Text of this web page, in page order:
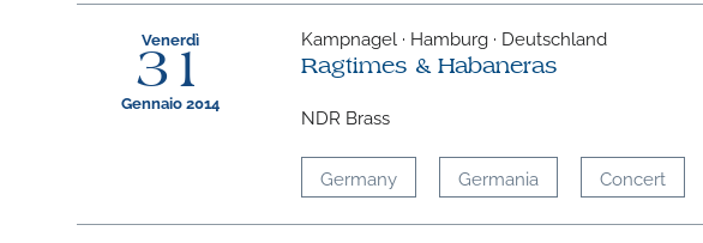
Venerdì
31
Gennaio 2014
Kampnagel · Hamburg · Deutschland
Ragtimes & Habaneras
NDR Brass
Germany Germania Concert